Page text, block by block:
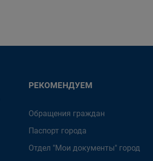
РЕКОМЕНДУЕМ
Обращения граждан
Паспорт города
Отдел "Мои документы" город